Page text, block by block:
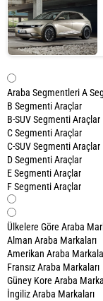
Araba SegmentleriA
B Segmenti Araçlar
B-SUV Segmenti Araçlar
C Segmenti Araçlar
C-SUV Segmenti Araçlar
D Segmenti Araçlar
E Segmenti Araçlar
F Segmenti Araçlar
Ülkelere Göre Araba
Alman Araba Markaları
Amerikan Araba
Fransız Araba Markaları
Güney Kore Araba
İngiliz Araba Markaları